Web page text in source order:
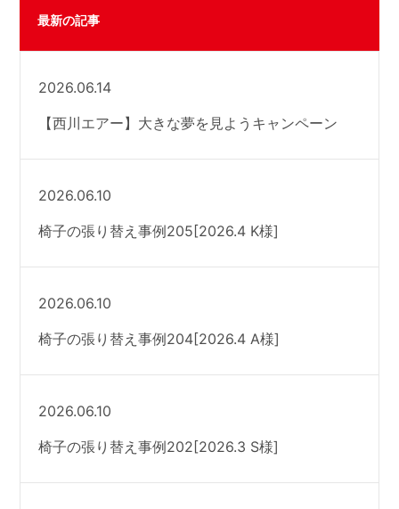
最新の記事
2026.06.14
【西川エアー】大きな夢を見ようキャンペーン
2026.06.10
椅子の張り替え事例205[2026.4 K様]
2026.06.10
椅子の張り替え事例204[2026.4 A様]
2026.06.10
椅子の張り替え事例202[2026.3 S様]